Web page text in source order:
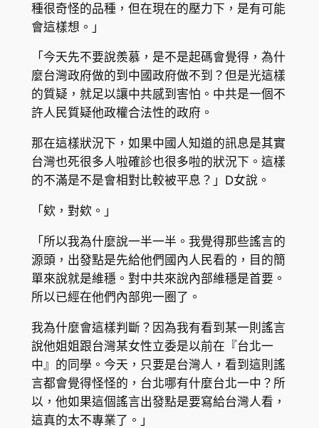
種很奇怪的品種，但在現在的壓力下，是有可能
會這樣想。」
「今天先不要說羨慕，是不是起碼會覺得，為什
麼台灣政府做的到中國政府做不到？但是光這樣
的質疑，就足以讓中共感到害怕。中共是一個不
許人民質疑他政權合法性的政府。
那在這樣狀況下，如果中國人知道的訊息是其實
台灣也死很多人啦確診也很多啦的狀況下。這樣
的不滿是不是會相對比較被平息？」D女說。
「欸，對欸。」
「所以我為什麼說一半一半。我覺得那些謠言的
源頭，出發點是先給他們國內人民看的，目的簡
單來說就是維穩。對中共來說內部維穩是首要。
所以已經在他們內部兜一圈了。
我為什麼會這樣判斷？因為我有看到某一則謠言
說他姐姐跟台灣某女性立委是以前在『台北一
中』的同學。今天，只要是台灣人，看到這則謠
言都會覺得怪怪的，台北哪有什麼台北一中？所
以，他如果這個謠言出發點是要寫給台灣人看，
這真的太不專業了。」